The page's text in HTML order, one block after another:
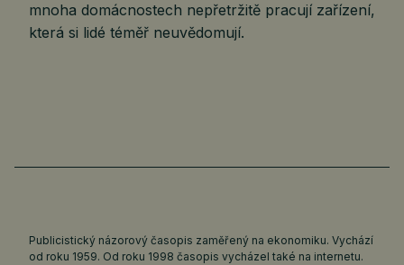
mnoha domácnostech nepřetržitě pracují zařízení,
která si lidé téměř neuvědomují.
Publicistický názorový časopis zaměřený na ekonomiku. Vychází
od roku 1959. Od roku 1998 časopis vycházel také na internetu.